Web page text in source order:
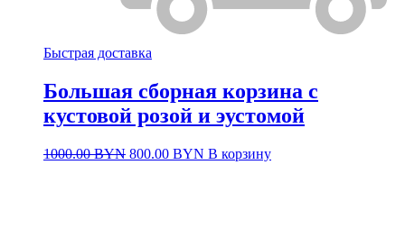
Быстрая доставка
Большая сборная корзина с
кустовой розой и эустомой
1000.00BYN Первоначальная
800.00 BYN Текущая
В корзину